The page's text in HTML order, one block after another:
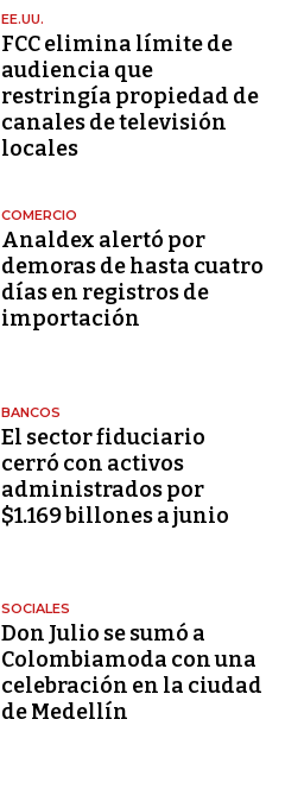
EE.UU.
FCC elimina límite de
audiencia que
restringía propiedad de
canales de televisión
locales
COMERCIO
Analdex alertó por
demoras de hasta cuatro
días en registros de
importación
BANCOS
El sector fiduciario
cerró con activos
administrados por
$1.169 billones a junio
SOCIALES
Don Julio se sumó a
Colombiamoda con una
celebración en la ciudad
de Medellín